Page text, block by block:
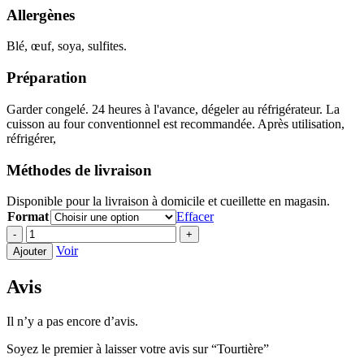
Allergènes
Blé, œuf, soya, sulfites.
Préparation
Garder congelé. 24 heures à l'avance, dégeler au réfrigérateur. La
cuisson au four conventionnel est recommandée. Après utilisation,
réfrigérer,
Méthodes de livraison
Disponible pour la livraison à domicile et cueillette en magasin.
Format
Effacer
-
quantité
de
Tourtière
+
Ajouter
Voir
Avis
Il n’y a pas encore d’avis.
Soyez le premier à laisser votre avis sur “Tourtière”